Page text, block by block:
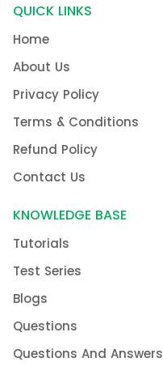
QUICK LINKS
Home
About Us
Privacy Policy
Terms & Conditions
Refund Policy
Contact Us
KNOWLEDGE BASE
Tutorials
Test Series
Blogs
Questions
Questions And Answers